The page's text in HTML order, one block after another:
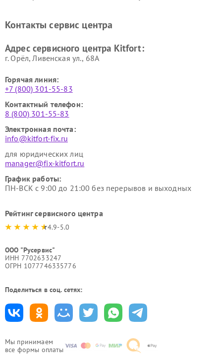
Мы принимаем
все формы оплаты
Kitfort
Kitfort
Kitfort
Kitfort
Контакты сервис центра
Адрес сервисного центра Kitfort:
г. Орёл, Ливенская ул., 68А
Горячая линия:
+7 (800) 301-55-83
Контактный телефон:
8 (800) 301-55-83
Электронная почта:
info@kitfort-fix.ru
для юридических лиц
manager@fix-kitfort.ru
График работы:
ПН-ВСК с 9:00 до 21:00 без перерывов и выходных
Рейтинг сервисного центра
4.9-5.0
ООО "Русервис"
ИНН 7702633247
ОГРН 1077746335776
Поделиться в соц. сетях: